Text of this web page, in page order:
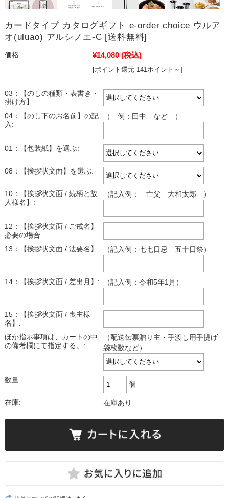
カードタイプ カタログギフト e-order choice ウルア
オ(uluao) アルシノエ-C [送料無料]
価格: ¥14,080 (税込)
[ポイント還元 141ポイント～]
03：【のしの種類・表書き・
掛け方】:
04：【のし下のお名前】の記
入:
（ 例：田中 など ）
01：【包装紙】を選ぶ:
08：【挨拶状文面】を選ぶ:
10：【挨拶状文面 / 続柄と故
人様名】:
（記入例： 亡父 大和太郎 ）
12：【挨拶状文面 / ご戒名】
必要の場合:
13：【挨拶状文面 / 法要名】:
（記入例：七七日忌 五十日祭）
14：【挨拶状文面 / 差出月】: （記入例：令和5年1月）
15：【挨拶状文面 / 喪主様
名】:
ほか指示事項は、カートの中
の備考欄にて指定する。:
（配送伝票贈り主・手渡し用手提げ
袋枚数など）
数量:
個
在庫: 在庫あり